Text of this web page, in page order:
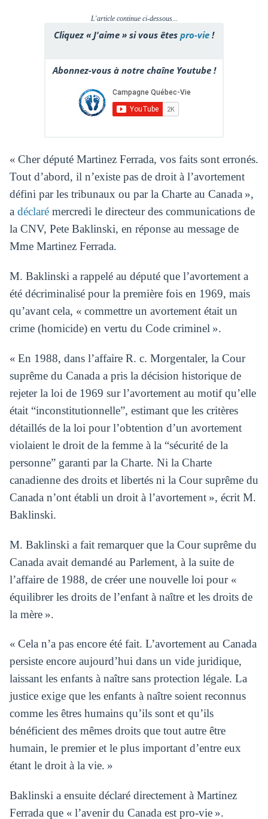
L'article continue ci-dessous...
Cliquez « J'aime » si vous êtes pro-vie !
Abonnez-vous à notre chaîne Youtube !
« Cher député Martinez Ferrada, vos faits sont erronés.
Tout d’abord, il n’existe pas de droit à l’avortement
défini par les tribunaux ou par la Charte au Canada »,
a déclarémercredi le directeur des communications de
la CNV, Pete Baklinski, en réponse au message de
Mme Martinez Ferrada.
M. Baklinski a rappelé au député que l’avortement a
été décriminalisé pour la première fois en 1969, mais
qu’avant cela, « commettre un avortement était un
crime (homicide) en vertu du Code criminel ».
« En 1988, dans l’affaire R. c. Morgentaler, la Cour
suprême du Canada a pris la décision historique de
rejeter la loi de 1969 sur l’avortement au motif qu’elle
était “inconstitutionnelle”, estimant que les critères
détaillés de la loi pour l’obtention d’un avortement
violaient le droit de la femme à la “sécurité de la
personne” garanti par la Charte. Ni la Charte
canadienne des droits et libertés ni la Cour suprême du
Canada n’ont établi un droit à l’avortement », écrit M.
Baklinski.
M. Baklinski a fait remarquer que la Cour suprême du
Canada avait demandé au Parlement, à la suite de
l’affaire de 1988, de créer une nouvelle loi pour «
équilibrer les droits de l’enfant à naître et les droits de
la mère ».
« Cela n’a pas encore été fait. L’avortement au Canada
persiste encore aujourd’hui dans un vide juridique,
laissant les enfants à naître sans protection légale. La
justice exige que les enfants à naître soient reconnus
comme les êtres humains qu’ils sont et qu’ils
bénéficient des mêmes droits que tout autre être
humain, le premier et le plus important d’entre eux
étant le droit à la vie. »
Baklinski a ensuite déclaré directement à Martinez
Ferrada que « l’avenir du Canada est pro-vie ».